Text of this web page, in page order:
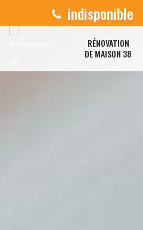
indisponible
RÉNOVATION
DE MAISON 38